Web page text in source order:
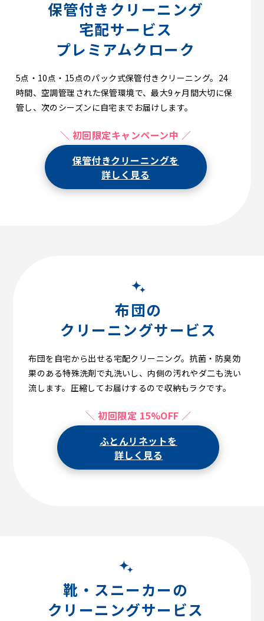
保管付きクリーニング
宅配サービス
プレミアムクローク
5点・10点・15点のパック式保管付きクリーニング。24
時間、空調管理された保管環境で、最大9ヶ月間大切に保
管し、次のシーズンに自宅までお届けします。
＼ 初回限定キャンペーン中 ／
保管付きクリーニングを
詳しく見る
布団の
クリーニングサービス
布団を自宅から出せる宅配クリーニング。抗菌・防臭効
果のある特殊洗剤で丸洗いし、内側の汚れやダ二も洗い
流します。圧縮してお届けするので収納もラクです。
＼ 初回限定 15%OFF ／
ふとんリネットを
詳しく見る
靴・スニーカーの
クリーニングサービス